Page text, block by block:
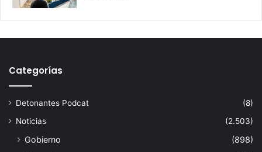
Categorías
Detonantes Podcat
(8)
Noticias
(2.503)
Gobierno
(898)